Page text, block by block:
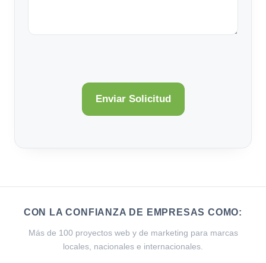
CON LA CONFIANZA DE EMPRESAS COMO:
Más de 100 proyectos web y de marketing para marcas
locales, nacionales e internacionales.